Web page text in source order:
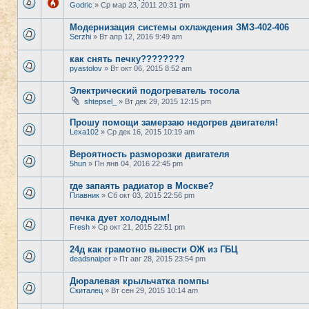
Godric » Ср мар 23, 2011 20:31 pm
Модернизация системы охлаждения ЗМЗ-402-406
Serzhi » Вт апр 12, 2016 9:49 am
как снять печку????????
pyastolov » Вт окт 06, 2015 8:52 am
Электрический подогреватель тосола
shtepsel_ » Вт дек 29, 2015 12:15 pm
Прошу помощи замерзаю недогрев двигателя!
Lexa102 » Ср дек 16, 2015 10:19 am
Вероятность разморозки двигателя
5hun » Пн янв 04, 2016 22:45 pm
где запаять радиатор в Москве?
Плавник » Сб окт 03, 2015 22:56 pm
печка дует холодным!
Fresh » Ср окт 21, 2015 22:51 pm
24д как грамотно вывести ОЖ из ГБЦ
deadsnaiper » Пт авг 28, 2015 23:54 pm
Дюралевая крыльчатка помпы
Скиталец » Вт сен 29, 2015 10:14 am